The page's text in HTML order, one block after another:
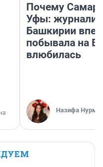
Почему
Уфы:
Башкирии
побывала на
влюбилась
Назифа